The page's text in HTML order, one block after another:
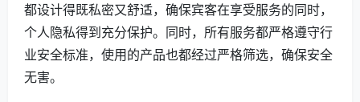
都设计得既私密又舒适，确保宾客在享受服务的同时，
个人隐私得到充分保护。同时，所有服务都严格遵守行
业安全标准，使用的产品也都经过严格筛选，确保安全
无害。